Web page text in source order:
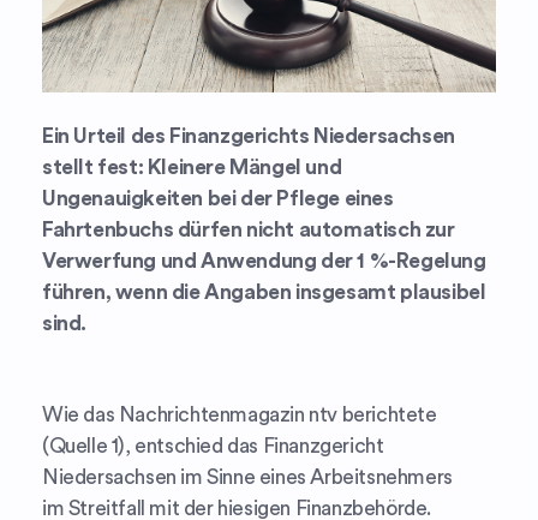
Ein Urteil des Finanzgerichts Niedersachsen
stellt fest: Kleinere Mängel und
Ungenauigkeiten bei der Pflege eines
Fahrtenbuchs dürfen nicht automatisch zur
Verwerfung und Anwendung der 1 %-Regelung
führen, wenn die Angaben insgesamt plausibel
sind.
Wie das Nachrichtenmagazin ntv berichtete
(Quelle 1), entschied das Finanzgericht
Niedersachsen im Sinne eines Arbeitsnehmers
im Streitfall mit der hiesigen Finanzbehörde.